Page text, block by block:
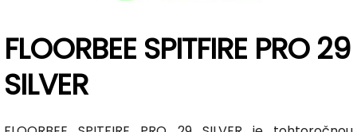
FLOORBEE SPITFIRE PRO 29
SILVER